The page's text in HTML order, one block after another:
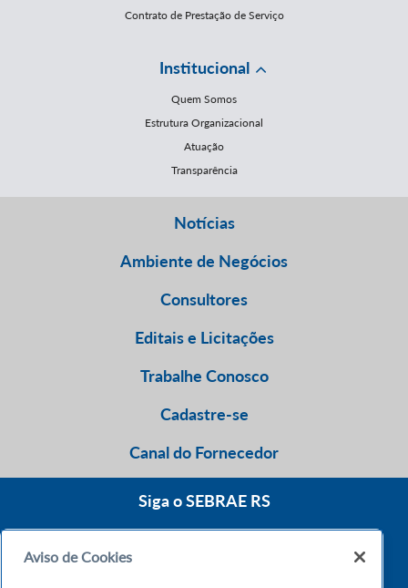
Contrato de Prestação de Serviço
Institucional
Quem Somos
Estrutura Organizacional
Atuação
Transparência
Notícias
Ambiente de Negócios
Consultores
Editais e Licitações
Trabalhe Conosco
Cadastre-se
Canal do Fornecedor
Siga o SEBRAE RS
Aviso de Cookies